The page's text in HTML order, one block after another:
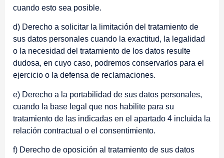
cuando esto sea posible.
d) Derecho a solicitar la limitación del tratamiento de
sus datos personales cuando la exactitud, la legalidad
o la necesidad del tratamiento de los datos resulte
dudosa, en cuyo caso, podremos conservarlos para el
ejercicio o la defensa de reclamaciones.
e) Derecho a la portabilidad de sus datos personales,
cuando la base legal que nos habilite para su
tratamiento de las indicadas en el apartado 4 incluida la
relación contractual o el consentimiento.
f) Derecho de oposición al tratamiento de sus datos